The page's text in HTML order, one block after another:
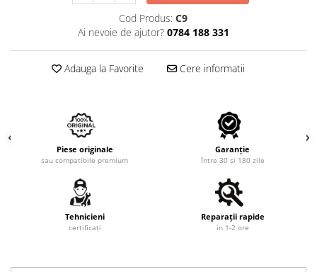
Cod Produs: C9
Ai nevoie de ajutor? 0784 188 331
Adauga la Favorite Cere informatii
Piese originale
sau compatibile premium
Garanție
între 30 și 180 zile
Tehnicieni
certificați
Reparații rapide
in 1-2 ore